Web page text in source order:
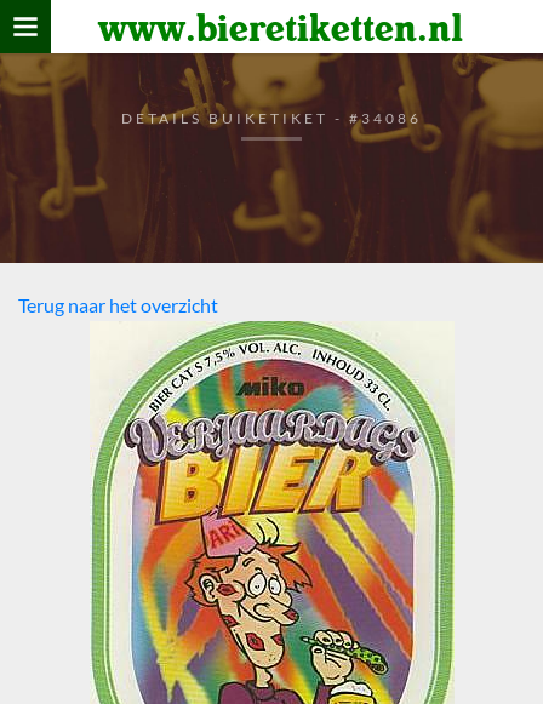
www.bieretiketten.nl
Home
verzamelen
De bierkaart
Bezoekers
DETAILS BUIKETIKET - #34086
Terug naar het overzicht